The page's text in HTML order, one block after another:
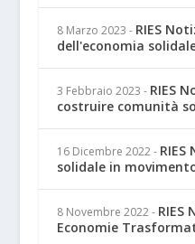
8 Marzo 2023 - RIES
dell'economia
3 Febbraio 2023 - RIES
costruire comunità
16 Dicembre 2022 -
solidale in
8 Novembre 2022 - RIES
Economie